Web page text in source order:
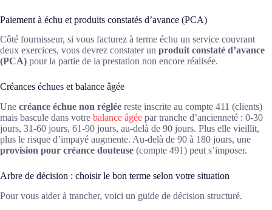
Paiement à échu et produits constatés d’avance (PCA)
Côté fournisseur, si vous facturez à terme échu un service couvrant
deux exercices, vous devrez constater un produit constaté d’avance
(PCA) pour la partie de la prestation non encore réalisée.
Créances échues et balance âgée
Une créance échue non réglée reste inscrite au compte 411 (clients)
mais bascule dans votre balance âgée par tranche d’ancienneté : 0-30
jours, 31-60 jours, 61-90 jours, au-delà de 90 jours. Plus elle vieillit,
plus le risque d’impayé augmente. Au-delà de 90 à 180 jours, une
provision pour créance douteuse (compte 491) peut s’imposer.
Arbre de décision : choisir le bon terme selon votre situation
Pour vous aider à trancher, voici un guide de décision structuré.